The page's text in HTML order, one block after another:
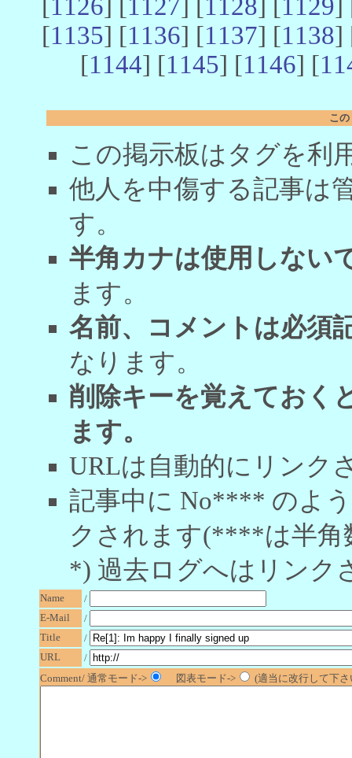
[1126] [1127] [1128] [1129]
[1135] [1136] [1137] [1138]
[1144] [1145] [1146] [
こ
この掲示板はタグを利
他人を中傷する記事は
す。
半角カナは使用しない
ます。
名前、コメントは必須
なります。
削除キーを覚えておく
ます。
URLは自動的にリンク
記事中に No**** のよ
クされます(****は半角
*) 過去ログへはリンク
Name
/
E-Mail
/
Title
/
URL
/
Comment/ 通常モード->
図表モード-> (適当に改行して下